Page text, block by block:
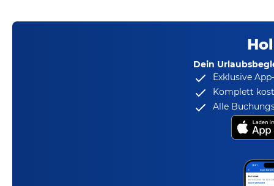
Dein
Exklusive
Komplett
Alle